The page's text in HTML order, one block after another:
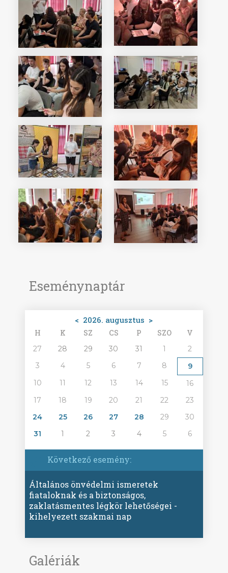
Eseménynaptár
< 2026. augusztus >
H K SZ CS P SZO V
27 28 29 30 31 1
2
3
4 5 6 7 8
9
10
11 12 13 14 15
16
17
18 19 20 21 22
23
24
25 26 27 28 29
30
31
1 2 3 4 5 6
Következő esemény:
Általános önvédelmi ismeretek
fiataloknak és a biztonságos,
zaklatásmentes légkör lehetőségei -
kihelyezett szakmai nap
Galériák